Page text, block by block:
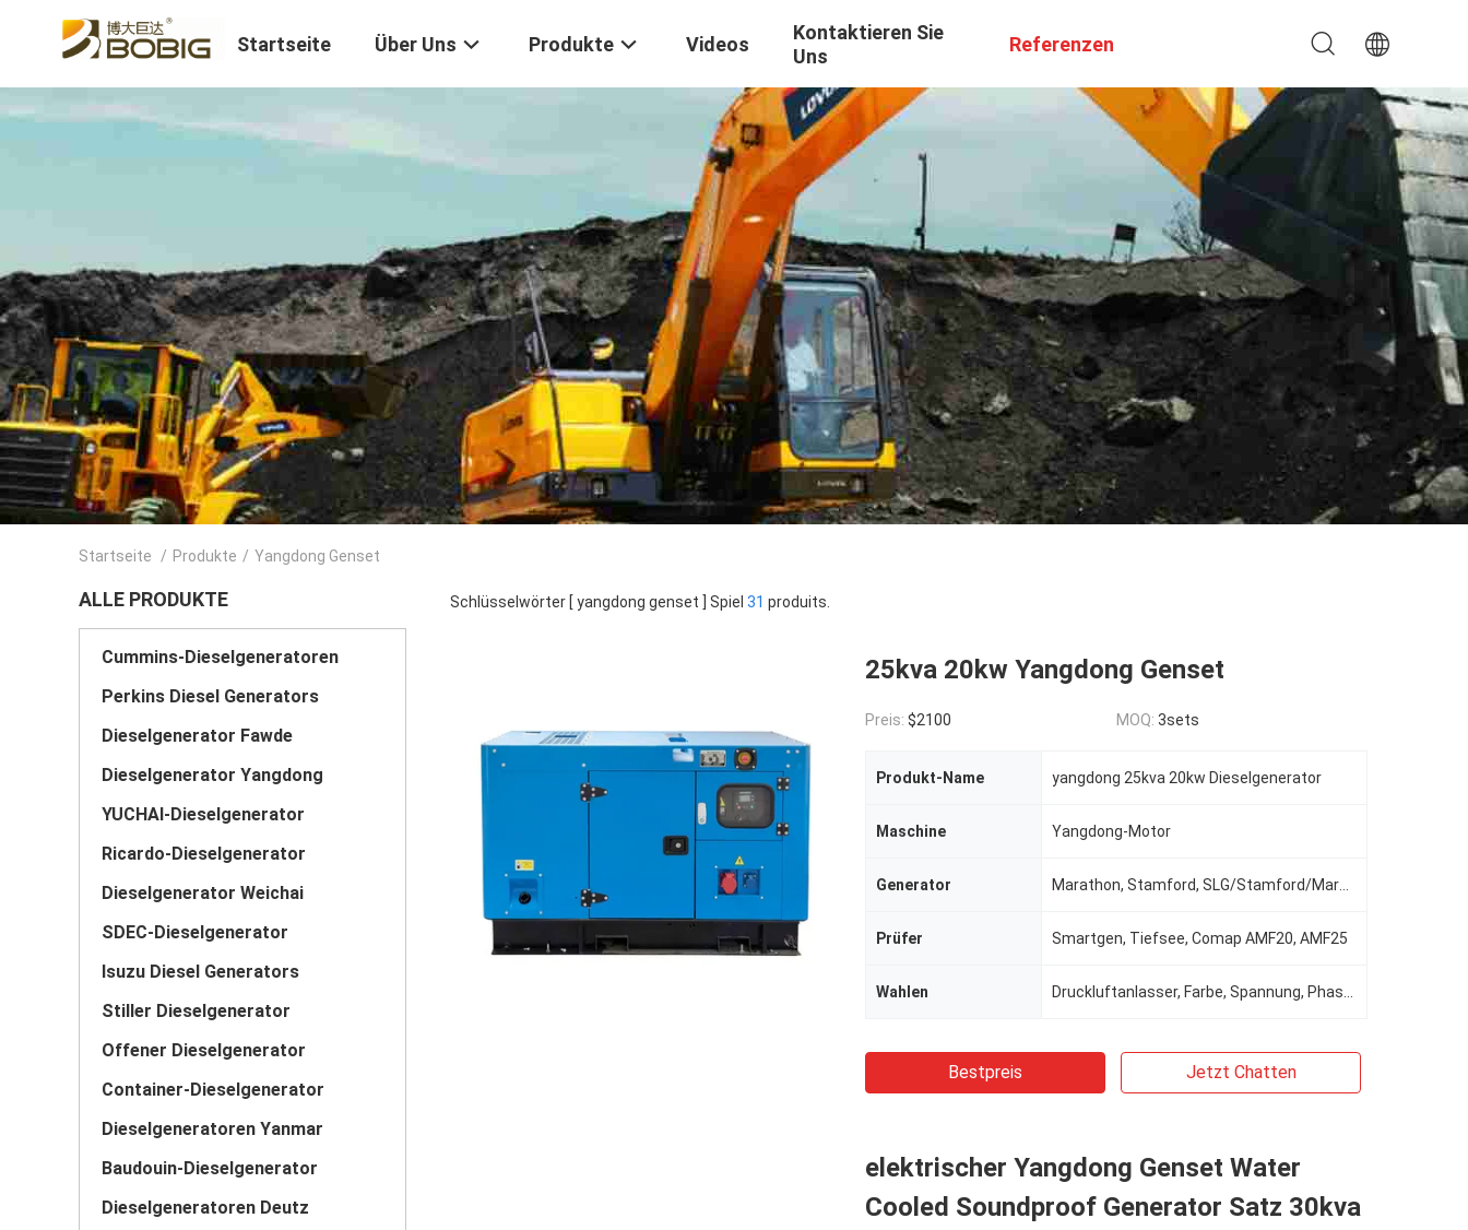
Startseite Über Uns Produkte Videos
Kontaktieren Sie
Uns
Referenzen
Startseite / Produkte / Yangdong Genset
ALLE PRODUKTE
Cummins-Dieselgeneratoren
Perkins Diesel Generators
Dieselgenerator Fawde
Dieselgenerator Yangdong
YUCHAI-Dieselgenerator
Ricardo-Dieselgenerator
Dieselgenerator Weichai
SDEC-Dieselgenerator
Isuzu Diesel Generators
Stiller Dieselgenerator
Offener Dieselgenerator
Container-Dieselgenerator
Dieselgeneratoren Yanmar
Baudouin-Dieselgenerator
Dieselgeneratoren Deutz
Schlüsselwörter [ yangdong genset ] Spiel 31 produits.
25kva 20kw Yangdong Genset
Preis: $2100 MOQ: 3sets
Produkt-Name yangdong 25kva 20kw Dieselgenerator
Maschine Yangdong-Motor
Generator
Prüfer Smartgen, Tiefsee, Comap AMF20, AMF25
Wahlen
Bestpreis Jetzt Chatten
elektrischer Yangdong Genset Water
Cooled Soundproof Generator Satz 30kva